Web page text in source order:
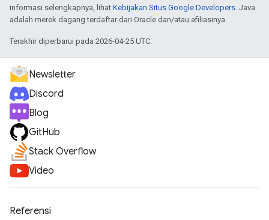
informasi selengkapnya, lihat Kebijakan Situs Google Developers. Java
adalah merek dagang terdaftar dari Oracle dan/atau afiliasinya.
Terakhir diperbarui pada 2026-04-25 UTC.
Newsletter
Discord
Blog
GitHub
Stack Overflow
Video
Referensi